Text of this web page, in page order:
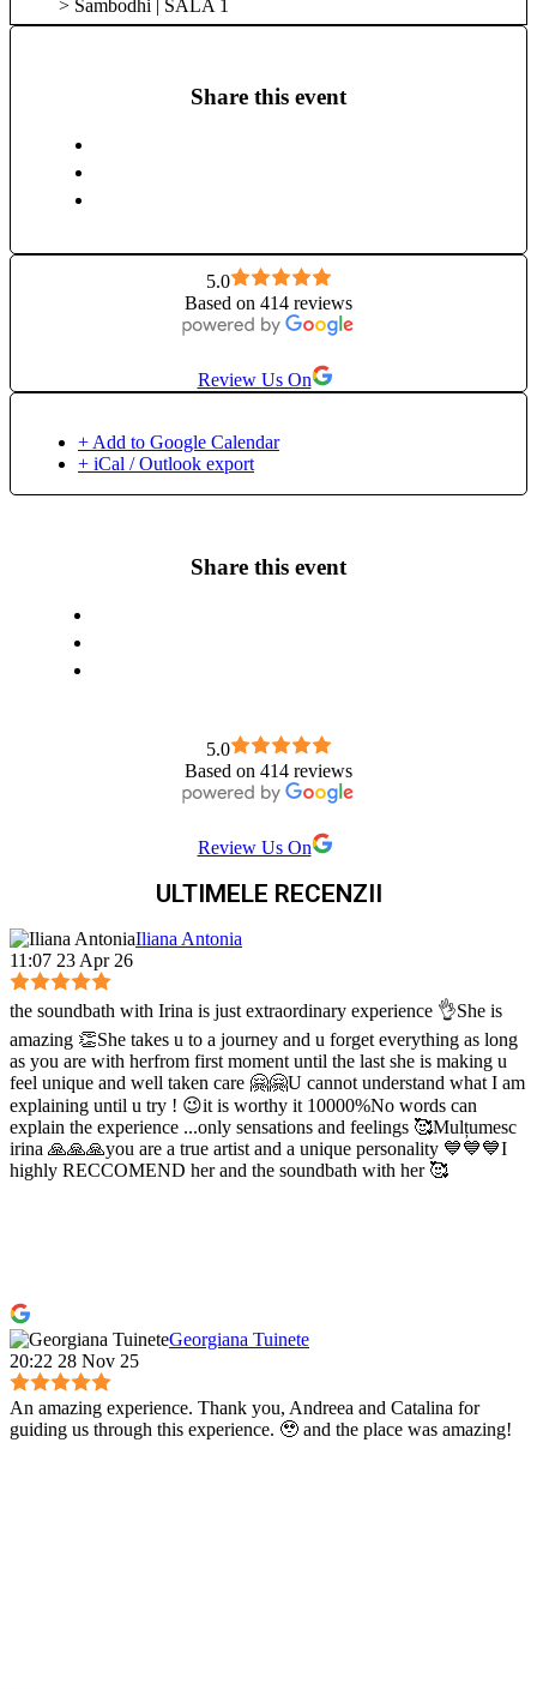
> Sambodhi | SALA 1
Share this event
5.0
Based on 414 reviews
Review Us On
+ Add to Google Calendar
+ iCal / Outlook export
Share this event
5.0
Based on 414 reviews
Review Us On
ULTIMELE RECENZII
Iliana Antonia
11:07 23 Apr 26
the soundbath with Irina is just extraordinary experience 👌She is
amazing 👏She takes u to a journey and u forget everything as long
as you are with herfrom first moment until the last she is making u
feel unique and well taken care 🤗🤗U cannot understand what I am
explaining until u try ! 😉it is worthy it 10000%No words can
explain the experience ...only sensations and feelings 🥰Mulțumesc
irina 🙏🙏🙏you are a true artist and a unique personality 💙💙💙I
highly RECCOMEND her and the soundbath with her 🥰
Georgiana Tuinete
20:22 28 Nov 25
An amazing experience. Thank you, Andreea and Catalina for
guiding us through this experience. 🥹 and the place was amazing!